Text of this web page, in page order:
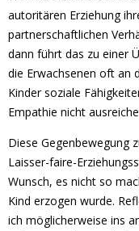
autoritären Erziehung
partnerschaftlichen
dann führt das zu einer
die Erwachsenen oft an
Kinder soziale
Empathie nicht
Diese Gegenbewegung
Laisser-faire-
Wunsch, es nicht so
Kind erzogen wurde.
ich möglicherweise ins